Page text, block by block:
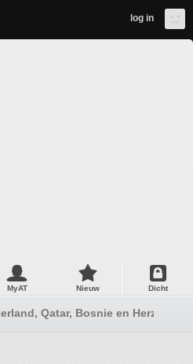
log in
MyAT Nieuw Dicht
Qatar, Bosnie en